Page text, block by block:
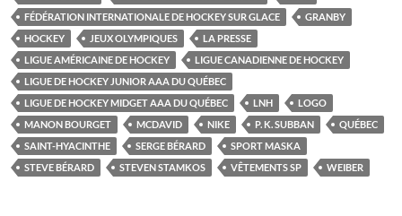
FÉDÉRATION INTERNATIONALE DE HOCKEY SUR GLACE
GRANBY
HOCKEY
JEUX OLYMPIQUES
LA PRESSE
LIGUE AMÉRICAINE DE HOCKEY
LIGUE CANADIENNE DE HOCKEY
LIGUE DE HOCKEY JUNIOR AAA DU QUÉBEC
LIGUE DE HOCKEY MIDGET AAA DU QUÉBEC
LNH
LOGO
MANON BOURGET
MCDAVID NIKE P. K. SUBBAN
QUÉBEC
SAINT-HYACINTHE
SERGE BÉRARD
SPORT MASKA
STEVE BÉRARD
STEVEN STAMKOS VÊTEMENTS SP WEIBER